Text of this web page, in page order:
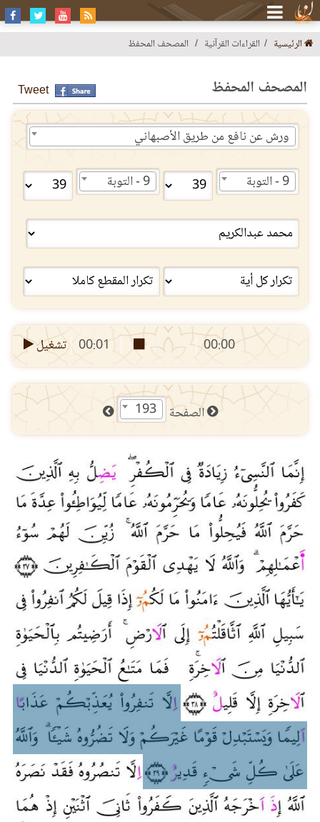
الرئيسية القراءات القرآنية المصحف المحفظ
المصحف المحفظ Tweet
ورش عن نافع من طريق الأصبهاني
9 - التوبة 9 - التوبة
00:00
00:01 تشغيل
الصفحة 193